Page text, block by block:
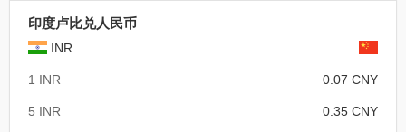
印度卢比兑人民币
INR
1 INR 0.07 CNY
5 INR 0.35 CNY